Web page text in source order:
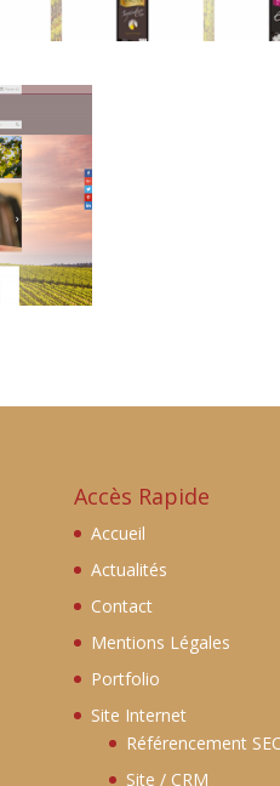
Accès Rapide
Accueil
Actualités
Contact
Mentions Légales
Portfolio
Site Internet
Référencement
Site / CRM